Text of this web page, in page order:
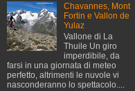
Chavannes, Mont
Fortin e Vallon de
Yulaz
Vallone di La
Thuile Un giro
imperdibile, da
farsi in una giornata di meteo
perfetto, altrimenti le nuvole vi
nasconderanno lo spettacolo....